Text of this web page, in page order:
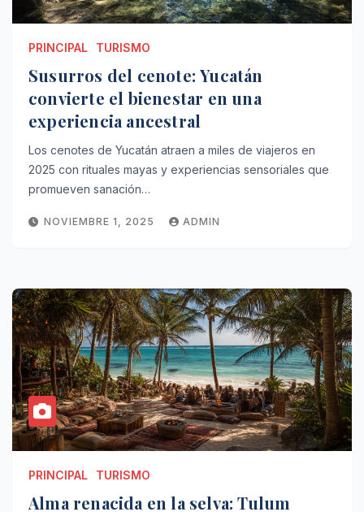
PRINCIPAL TURISMO
Susurros del cenote: Yucatán
convierte el bienestar en una
experiencia ancestral
Los cenotes de Yucatán atraen a miles de viajeros en
2025 con rituales mayas y experiencias sensoriales que
promueven sanación…
NOVIEMBRE 1, 2025 ADMIN
PRINCIPAL TURISMO
Alma renacida en la selva: Tulum